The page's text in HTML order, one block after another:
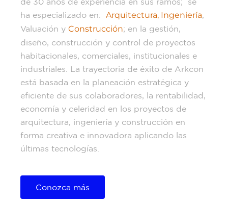
ha especializado en: Arquitectura, Ingeniería,
Valuación y Construcción; en la gestión,
diseño, construcción y control de proyectos
habitacionales, comerciales, institucionales e
industriales. La trayectoria de éxito de Arkcon
está basada en la planeación estratégica y
eficiente de sus colaboradores, la rentabilidad,
economía y celeridad en los proyectos de
arquitectura, ingeniería y construcción en
forma creativa e innovadora aplicando las
últimas tecnologías.
Conozca más